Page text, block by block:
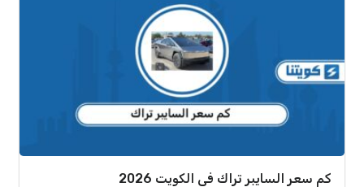
كم سعر السايبر تراك في الكويت 2026